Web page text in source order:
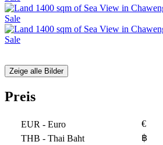
Zeige alle Bilder
Preis
EUR - Euro €
THB - Thai Baht ฿